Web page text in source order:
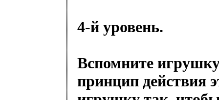
4-й уровень.
Вспомните
принцип действия